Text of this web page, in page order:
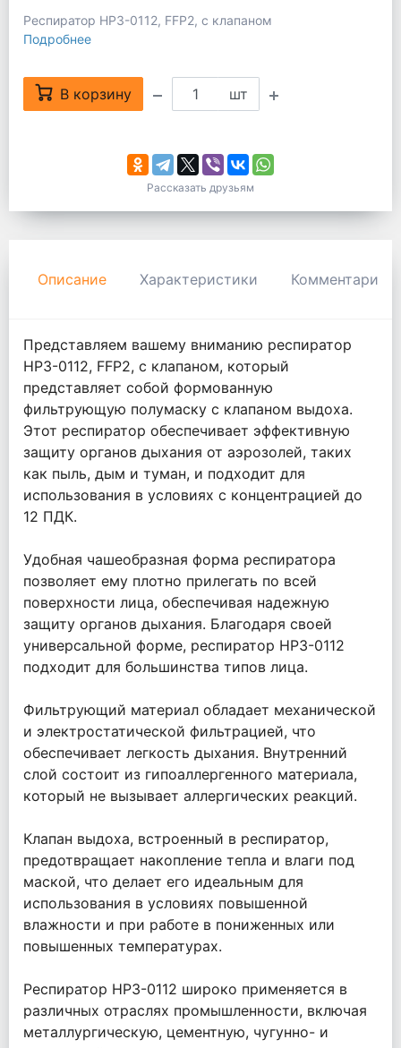
Респиратор НРЗ-0112, FFP2, с клапаном
Подробнее
В корзину шт
Рассказать друзьям
Описание Характеристики Комментарии
Представляем вашему вниманию респиратор
НРЗ-0112, FFP2, с клапаном, который
представляет собой формованную
фильтрующую полумаску с клапаном выдоха.
Этот респиратор обеспечивает эффективную
защиту органов дыхания от аэрозолей, таких
как пыль, дым и туман, и подходит для
использования в условиях с концентрацией до
12 ПДК.
Удобная чашеобразная форма респиратора
позволяет ему плотно прилегать по всей
поверхности лица, обеспечивая надежную
защиту органов дыхания. Благодаря своей
универсальной форме, респиратор НРЗ-0112
подходит для большинства типов лица.
Фильтрующий материал обладает механической
и электростатической фильтрацией, что
обеспечивает легкость дыхания. Внутренний
слой состоит из гипоаллергенного материала,
который не вызывает аллергических реакций.
Клапан выдоха, встроенный в респиратор,
предотвращает накопление тепла и влаги под
маской, что делает его идеальным для
использования в условиях повышенной
влажности и при работе в пониженных или
повышенных температурах.
Респиратор НРЗ-0112 широко применяется в
различных отраслях промышленности, включая
металлургическую, цементную, чугунно- и